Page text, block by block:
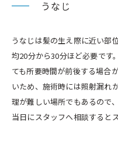
うなじ
うなじは髪の生え際に近い部
均20分から30分ほど必要です
ても所要時間が前後する場合
いため、施術時には照射漏れ
理が難しい場所でもあるので
当日にスタッフへ相談すると